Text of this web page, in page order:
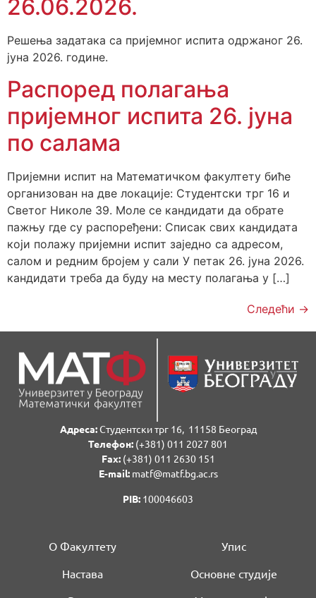
26.06.2026.
Решења задатака са пријемног испита одржаног 26.
јуна 2026. године.
Распоред полагања
пријемног испита 26. јуна
по салама
Пријемни испит на Математичком факултету биће
организован на две локације: Студентски трг 16 и
Светог Николе 39. Моле се кандидати да обрате
пажњу где су распоређени: Списак свих кандидата
који полажу пријемни испит заједно са адресом,
салом и редним бројем у сали У петак 26. јуна 2026.
кандидати треба да буду на месту полагања у […]
Следећи →
Адреса:Студентски трг 16, 11158 Београд
Телефон: (+381) 011 2027 801
Fаx:(+381) 011 2630 151
E-mail:matf@matf.bg.ac.rs
PIB: 100046603
О Факултету
Настава
Упис
Основне студије